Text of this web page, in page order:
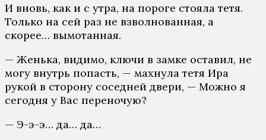
И вновь, как и с утра, на пороге стояла тетя.
Только на сей раз не взволнованная, а
скорее… вымотанная.
— Женька, видимо, ключи в замке оставил, не
могу внутрь попасть, — махнула тетя Ира
рукой в сторону соседней двери, — Можно я
сегодня у Вас переночую?
— Э-э-э… да… да…